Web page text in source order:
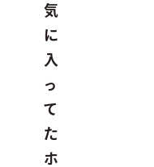
気
に
入
っ
て
た
ホ